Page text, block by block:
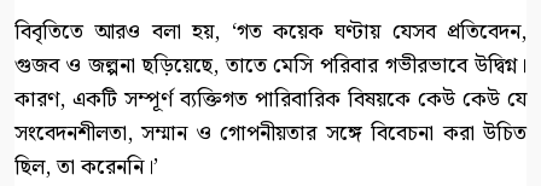
বিবৃতিতে আরও বলা হয়, ‘গত কয়েক ঘণ্টায় যেসব প্রতিবেদন,
গুজব ও জল্পনা ছড়িয়েছে, তাতে মেসি পরিবার গভীরভাবে উদ্বিগ্ন।
কারণ, একটি সম্পূর্ণ ব্যক্তিগত পারিবারিক বিষয়কে কেউ কেউ যে
সংবেদনশীলতা, সম্মান ও গোপনীয়তার সঙ্গে বিবেচনা করা উচিত
ছিল, তা করেননি।’